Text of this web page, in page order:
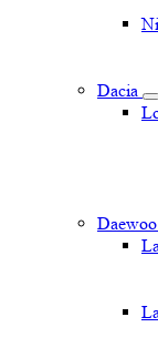
Dacia
Daewoo